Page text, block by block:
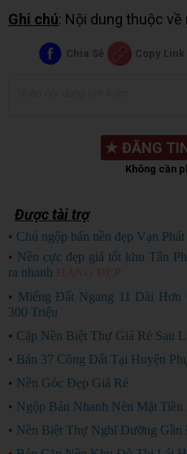
Ghi chú: Nội dung thuộc về
Chia Sẻ Copy Link
★ ĐĂNG
Không cần
Được tài trợ
• Chủ ngộp bán nền đẹp Vạn
• Nền cực đẹp giá tốt khu Tân
ra nhanh
• Miếng Đất Ngang 11 Dài Hơn
300 Triệu
• Cặp Nền Biệt Thự Giá Rẻ Sau
• Bán 37 Công Đất Tại Huyện
• Nền Góc Đẹp Giá Rẻ
• Ngộp Bán Nhanh Nèn Mặt
• Nền Biệt Thự Nghĩ Dưỡng